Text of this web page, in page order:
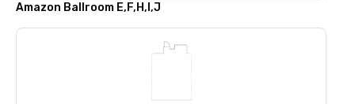
Amazon Ballroom E,F,H,I,J